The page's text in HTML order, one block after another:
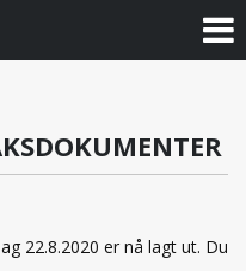
22.8.2020 er nå lagt ut. Du